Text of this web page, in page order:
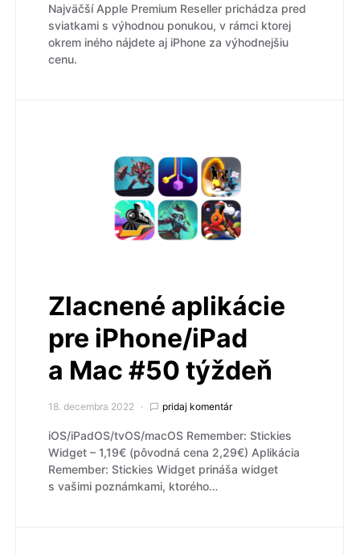
Najväčší Apple Premium Reseller prichádza pred
sviatkami s výhodnou ponukou, v rámci ktorej
okrem iného nájdete aj iPhone za výhodnejšiu
cenu.
Zlacnené aplikácie
pre iPhone/iPad
a Mac #50 týždeň
18. decembra 2022 pridaj komentár
iOS/iPadOS/tvOS/macOS Remember: Stickies
Widget – 1,19€ (pôvodná cena 2,29€) Aplikácia
Remember: Stickies Widget prináša widget
s vašimi poznámkami, ktorého…